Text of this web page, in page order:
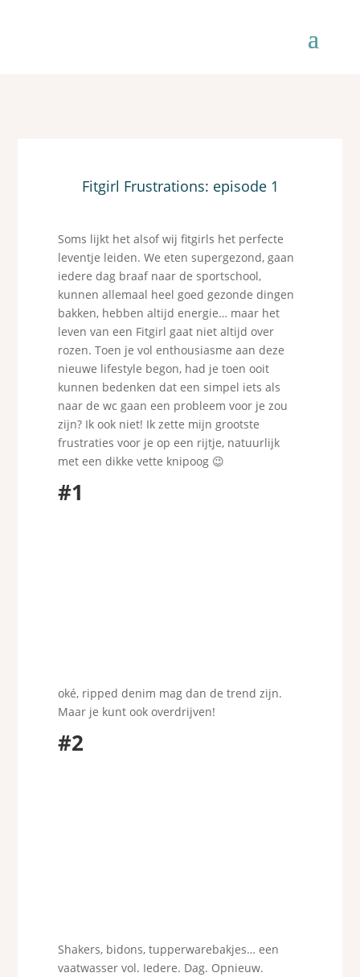
Fitgirl Frustrations: episode 1
Soms lijkt het alsof wij fitgirls het perfecte
leventje leiden. We eten supergezond, gaan
iedere dag braaf naar de sportschool,
kunnen allemaal heel goed gezonde dingen
bakken, hebben altijd energie… maar het
leven van een Fitgirl gaat niet altijd over
rozen. Toen je vol enthousiasme aan deze
nieuwe lifestyle begon, had je toen ooit
kunnen bedenken dat een simpel iets als
naar de wc gaan een probleem voor je zou
zijn? Ik ook niet! Ik zette mijn grootste
frustraties voor je op een rijtje, natuurlijk
met een dikke vette knipoog 😉
#1
oké, ripped denim mag dan de trend zijn.
Maar je kunt ook overdrijven!
#2
Shakers, bidons, tupperwarebakjes… een
vaatwasser vol. Iedere. Dag. Opnieuw.